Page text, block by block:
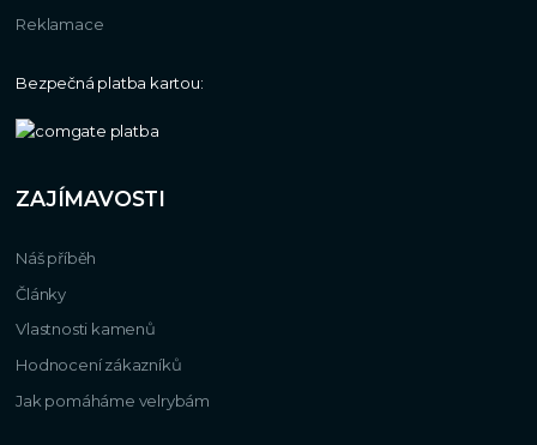
Reklamace
Bezpečná platba kartou:
ZAJÍMAVOSTI
Náš příběh
Články
Vlastnosti kamenů
Hodnocení zákazníků
Jak pomáháme velrybám